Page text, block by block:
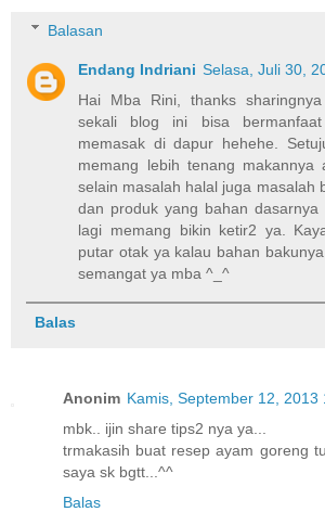
Balasan
Endang Indriani Selasa, Juli 30,
Hai Mba Rini, thanks
sekali blog ini bisa
memasak di dapur hehehe.
memang lebih tenang makannya
selain masalah halal juga masalah
dan produk yang bahan dasarnya
lagi memang bikin ketir2 ya.
putar otak ya kalau bahan
semangat ya mba ^_^
Balas
Anonim Kamis, September 12, 2013
mbk.. ijin share tips2 nya ya...
trmakasih buat resep ayam goreng
saya sk bgtt...^^
Balas